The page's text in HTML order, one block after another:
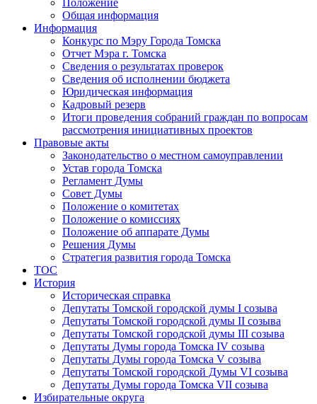
Общая информация
Информация
Конкурс по Мэру Города Томска
Отчет Мэра г. Томска
Сведения о результатах проверок
Сведения об исполнении бюджета
Юридическая информация
Кадровый резерв
Итоги проведения собраний граждан по вопросам
рассмотрения инициативных проектов
Правовые акты
Законодательство о местном самоуправлении
Устав города Томска
Регламент Думы
Совет Думы
Положение о комитетах
Положение о комиссиях
Положение об аппарате Думы
Решения Думы
Стратегия развития города Томска
ТОС
История
Историческая справка
Депутаты Томской городской думы I созыва
Депутаты Томской городской думы II созыва
Депутаты Томской городской думы III созыва
Депутаты Думы города Томска IV созыва
Депутаты Думы города Томска V созыва
Депутаты Томской городской Думы VI созыва
Депутаты Думы города Томска VII созыва
Избирательные округа